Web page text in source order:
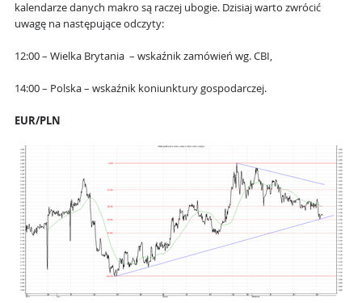
kalendarze danych makro są raczej ubogie. Dzisiaj warto zwrócić
uwagę na następujące odczyty:
12:00 – Wielka Brytania – wskaźnik zamówień wg. CBI,
14:00 – Polska – wskaźnik koniunktury gospodarczej.
EUR/PLN